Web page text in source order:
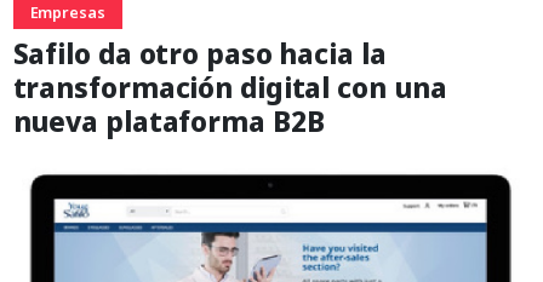
Empresas
Safilo da otro paso hacia la
transformación digital con una
nueva plataforma B2B